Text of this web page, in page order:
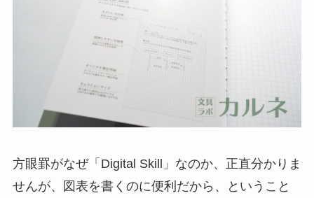
方眼罫がなぜ「Digital Skill」なのか、正直分かりま
せんが、図表を書くのに便利だから、ということ